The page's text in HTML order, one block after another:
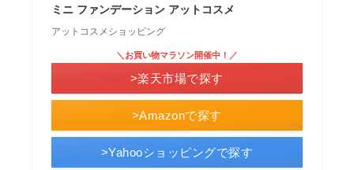
ミニ ファンデーション アットコスメ
アットコスメショッピング
>Amazonで探す
＼お買い物マラソン開催中！／
>楽天市場で探す
>Yahooショッピングで探す